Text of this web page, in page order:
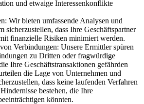
und etwaige Interessenkonflikte
Wir bieten umfassende Analysen und
sicherzustellen, dass Ihre Geschäftspartner
finanzielle Risiken minimiert werden.
Verbindungen: Unsere Ermittler spüren
zu Dritten oder fragwürdige
Ihre Geschäftstransaktionen gefährden
die Lage von Unternehmen und
dass keine laufenden Verfahren
bestehen, die Ihre
könnten.